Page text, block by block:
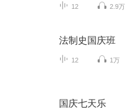
12 2.9万
法制史国庆班
12 1万
国庆七天乐